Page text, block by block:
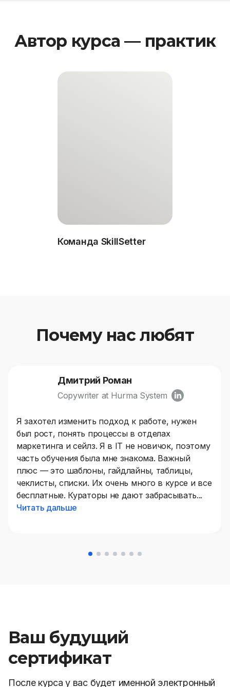
Автор курса — практик
Команда SkillSetter
Почему нас любят
Дмитрий Роман
Copywriter at Hurma System
Я захотел изменить подход к работе, нужен
был рост, понять процессы в отделах
маркетинга и сейлз. Я в IT не новичок, поэтому
часть обучения была мне знакома. Важный
плюс — это шаблоны, гайдлайны, таблицы,
чеклисты, списки. Их очень много в курсе и все
бесплатные. Кураторы не дают забрасывать...
Читать дальше
Ваш будущий
сертификат
После курса у вас будет именной электронный